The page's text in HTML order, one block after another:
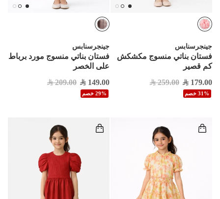
جينجرسنابس
فستان بناتي منسوج مكشكش
كم قصير
179.00
259.00
31% خصم
جينجرسنابس
فستان بناتي منسوج مورد برباط
على الخصر
149.00
209.00
29% خصم